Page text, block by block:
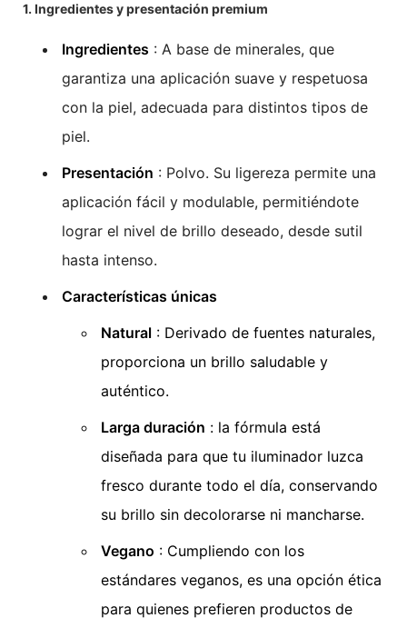
1. Ingredientes y presentación premium
Ingredientes : A base de minerales, que
garantiza una aplicación suave y respetuosa
con la piel, adecuada para distintos tipos de
piel.
Presentación : Polvo. Su ligereza permite una
aplicación fácil y modulable, permitiéndote
lograr el nivel de brillo deseado, desde sutil
hasta intenso.
Características únicas
Natural : Derivado de fuentes naturales,
proporciona un brillo saludable y
auténtico.
Larga duración : la fórmula está
diseñada para que tu iluminador luzca
fresco durante todo el día, conservando
su brillo sin decolorarse ni mancharse.
Vegano : Cumpliendo con los
estándares veganos, es una opción ética
para quienes prefieren productos de